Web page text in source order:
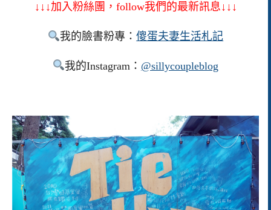
↓↓↓加入粉絲團，follow我們的最新訊息↓↓↓
我的臉書粉專：傻蛋夫妻生活札記
我的Instagram： @sillycoupleblog